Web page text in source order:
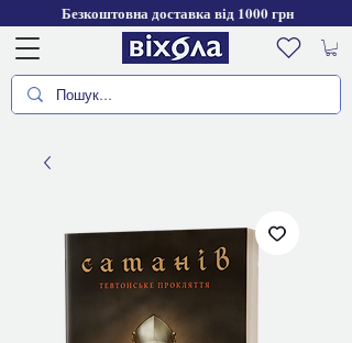
Безкоштовна доставка від 1000 грн